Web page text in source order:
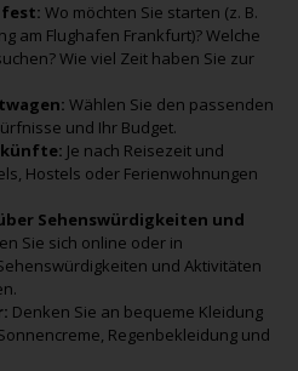
fest: Wo möchten Sie starten (z. B.
am Flughafen Frankfurt)? Welche
Wie viel Zeit haben Sie zur
Wählen Sie den passenden
und Ihr Budget.
Je nach Reisezeit und
Hostels oder Ferienwohnungen
Sehenswürdigkeiten und
Sie sich online oder in
und Aktivitäten
Denken Sie an bequeme Kleidung
Regenbekleidung und